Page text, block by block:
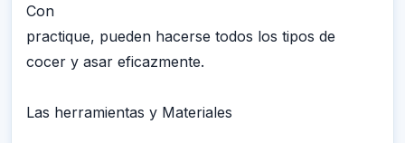
Con
practique, pueden hacerse todos los tipos de
cocer y asar eficazmente.
Las herramientas y Materiales